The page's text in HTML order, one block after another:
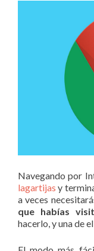
Navegando por
lagartijas y
a veces
que habías
hacerlo, y una de